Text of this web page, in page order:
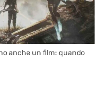
anche un film: quando